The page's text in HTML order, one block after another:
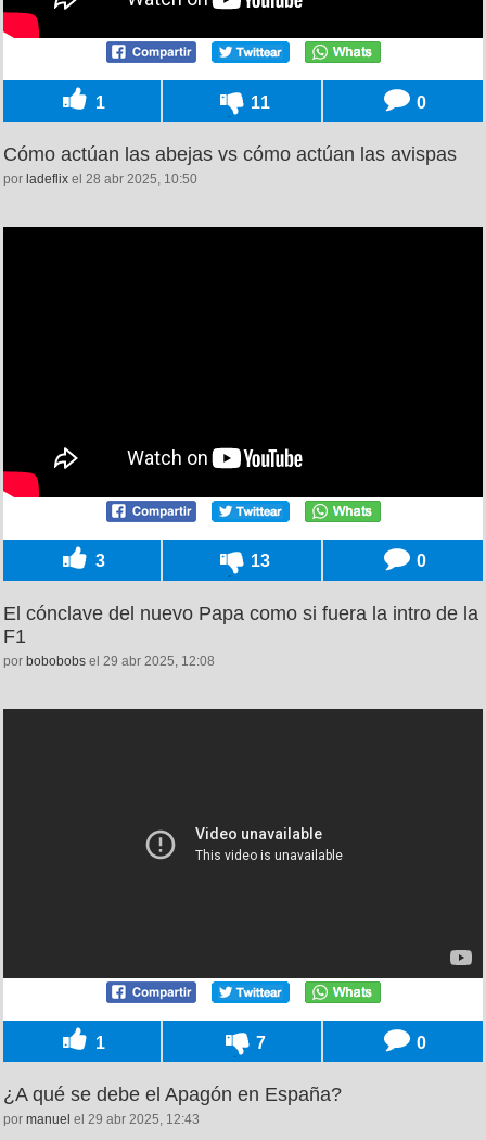
1 11 0
Cómo actúan las abejas vs cómo actúan las avispas
por ladeflix el 28 abr 2025, 10:50
3 13 0
El cónclave del nuevo Papa como si fuera la intro de la
F1
por bobobobs el 29 abr 2025, 12:08
1 7 0
¿A qué se debe el Apagón en España?
por manuel el 29 abr 2025, 12:43